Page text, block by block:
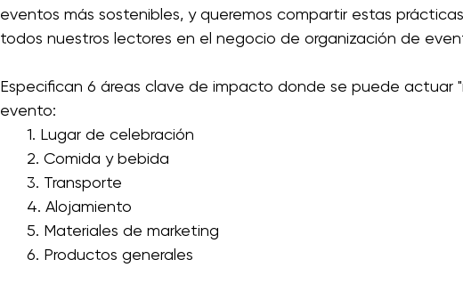
eventos más sostenibles, y queremos compartir estas
todos nuestros lectores en el negocio de organización de
Especifican 6 áreas clave de impacto donde se puede actuar
evento:
1. Lugar de celebración
2. Comida y bebida
3. Transporte
4. Alojamiento
5. Materiales de marketing
6. Productos generales